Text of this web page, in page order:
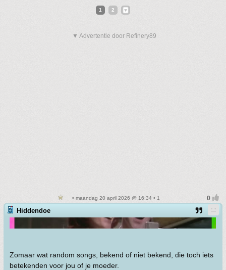
1 2
▼ Advertentie door Refinery89
• maandag 20 april 2026 @ 16:34 • 1
Hiddendoe
Zomaar wat random songs, bekend of niet bekend, die toch iets
betekenden voor jou of je moeder.